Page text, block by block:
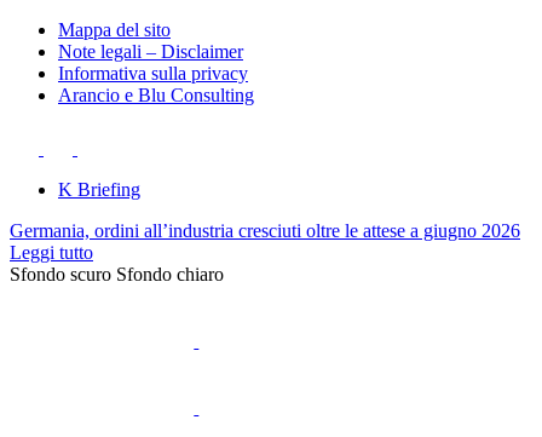
Mappa del sito
Note legali – Disclaimer
Informativa sulla privacy
Arancio e Blu Consulting
K Briefing
Germania, ordini all’industria cresciuti oltre le attese a giugno 2026
Leggi tutto
Sfondo scuro Sfondo chiaro